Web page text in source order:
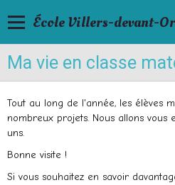
École Villers-devant-
Ma vie en classe
Tout au long de l'année, les élèves
nombreux projets. Nous allons
uns.
Bonne visite !
Si vous souhaitez en savoir